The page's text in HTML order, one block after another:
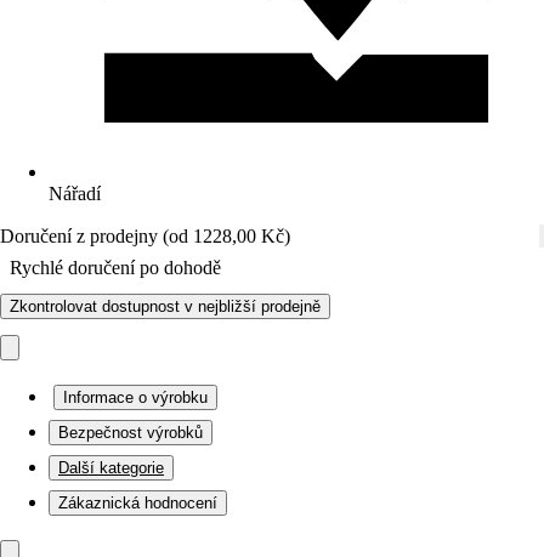
Nářadí
Doručení z prodejny (od 1228,00 Kč)
Rychlé doručení po dohodě
Zkontrolovat dostupnost v nejbližší prodejně
Informace o výrobku
Bezpečnost výrobků
Další kategorie
Zákaznická hodnocení